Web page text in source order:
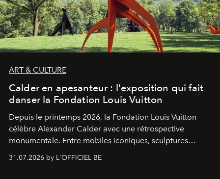
ART & CULTURE
Calder en apesanteur : l'exposition qui fait
danser la Fondation Louis Vuitton
Depuis le printemps 2026, la Fondation Louis Vuitton
célèbre Alexander Calder avec une rétrospective
monumentale. Entre mobiles iconiques, sculptures
monumentales et poésie du mouvement, l'artiste
américain investit les espaces imaginés par Frank Gehry
31.07.2026 by L'OFFICIEL BE